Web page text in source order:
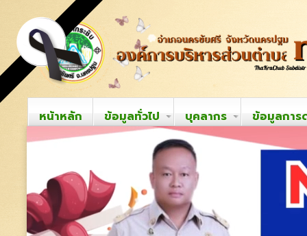
หน้าหลัก ข้อมูลทั่วไป บุคลากร ข้อมูลการ